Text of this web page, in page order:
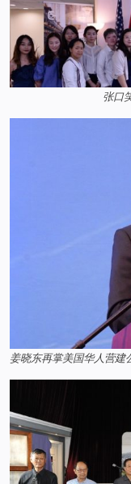
张口
姜晓东再掌美国华人营建